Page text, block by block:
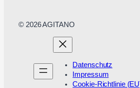
© 2026 AGITANO
Datenschutz
Impressum
Cookie-Richtlinie